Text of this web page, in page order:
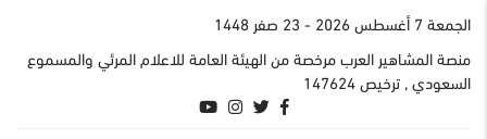
الجمعة 7 أغسطس 2026
- 23 صفر 1448
منصة المشاهير العرب مرخصة من الهيئة العامة للاعلام المرئي والمسموع
السعودي , ترخيص 147624